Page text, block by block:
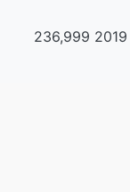
236,999